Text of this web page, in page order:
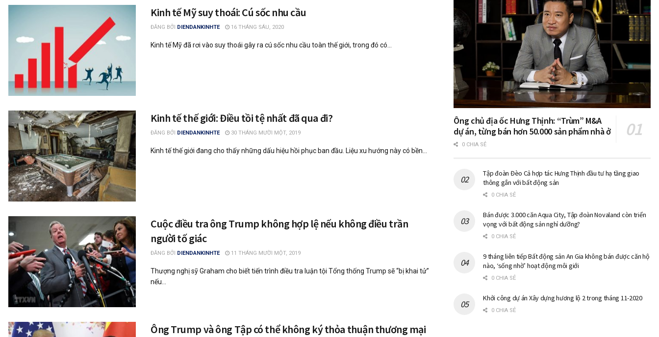
Kinh tế Mỹ suy thoái: Cú sốc nhu cầu
ĐĂNG BỞI DIENDANKINHTE 16 THÁNG SÁU, 2020
Kinh tế Mỹ đã rơi vào suy thoái gây ra cú sốc nhu cầu toàn thế giới, trong đó có...
Kinh tế thế giới: Điều tồi tệ nhất đã qua đi?
ĐĂNG BỞI DIENDANKINHTE 30 THÁNG MƯỜI MỘT, 2019
Kinh tế thế giới đang cho thấy những dấu hiệu hồi phục ban đầu. Liệu xu hướng này có bền...
Cuộc điều tra ông Trump không hợp lệ nếu không điều trần
người tố giác
ĐĂNG BỞI DIENDANKINHTE 11 THÁNG MƯỜI MỘT, 2019
Thượng nghị sỹ Graham cho biết tiến trình điều tra luận tội Tổng thống Trump sẽ “bị khai tử”
nếu...
Ông Trump và ông Tập có thể không ký thỏa thuận thương mại
Ông chủ địa ốc Hưng Thịnh: “Trùm” M&A
dự án, từng bán hơn 50.000 sản phẩm nhà ở
0 CHIA SẺ
Tập đoàn Đèo Cả hợp tác Hưng Thịnh đầu tư hạ tầng giao
thông gắn với bất động sản
0 CHIA SẺ
Bán được 3.000 căn Aqua City, Tập đoàn Novaland còn triển
vọng với bất động sản nghỉ dưỡng?
0 CHIA SẺ
9 tháng liên tiếp Bất động sản An Gia không bán được căn hộ
nào, ‘sống nhờ’ hoạt động môi giới
0 CHIA SẺ
Khởi công dự án Xây dựng hương lộ 2 trong tháng 11-2020
0 CHIA SẺ